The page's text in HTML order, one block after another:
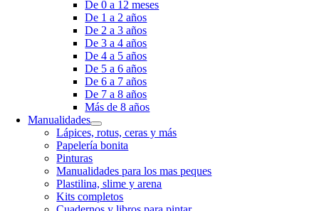
De 0 a 12 meses
De 1 a 2 años
De 2 a 3 años
De 3 a 4 años
De 4 a 5 años
De 5 a 6 años
De 6 a 7 años
De 7 a 8 años
Más de 8 años
Manualidades
Lápices, rotus, ceras y más
Papelería bonita
Pinturas
Manualidades para los mas peques
Plastilina, slime y arena
Kits completos